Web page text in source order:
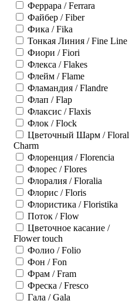
Феррара / Ferrara
Файбер / Fiber
Фика / Fika
Тонкая Линия / Fine Line
Фиори / Fiori
Флекса / Flakes
Флейм / Flame
Фламандия / Flandre
Флап / Flap
Флаксис / Flaxis
Флок / Flock
Цветочный Шарм / Floral
Charm
Флоренция / Florencia
Флорес / Flores
Флоралия / Floralia
Флорис / Floris
Флористика / Floristika
Поток / Flow
Цветочное касание /
Flower touch
Фолио / Folio
Фон / Fon
Фрам / Fram
Фреска / Fresco
Гала / Gala